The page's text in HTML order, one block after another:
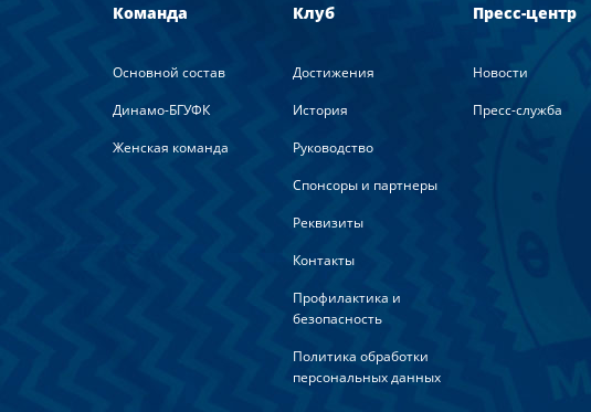
Команда
Основной состав
Динамо-БГУФК
Женская команда
Клуб
Достижения
История
Руководство
Спонсоры и партнеры
Реквизиты
Контакты
Профилактика и
безопасность
Политика обработки
персональных данных
Пресс-центр
Новости
Пресс-служба